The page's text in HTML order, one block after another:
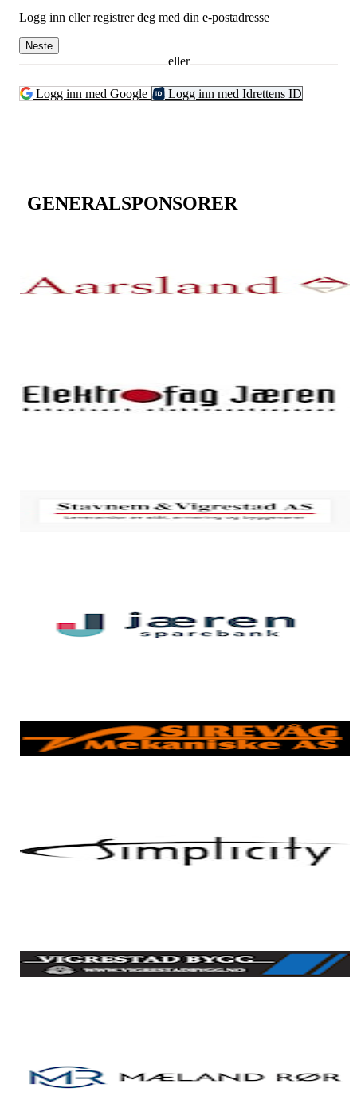
Logg inn eller registrer deg med din e-postadresse
Neste
eller
Logg inn med Google Logg inn med Idrettens ID
GENERALSPONSORER